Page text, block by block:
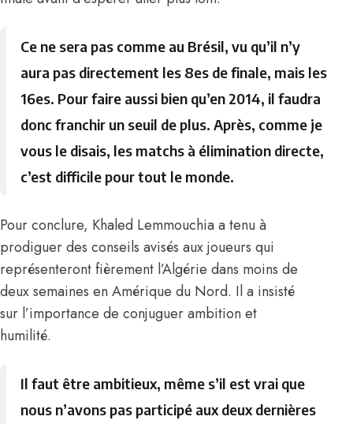
Ce ne sera pas comme au Brésil, vu qu’il n’y
aura pas directement les 8es de finale, mais les
16es. Pour faire aussi bien qu’en 2014, il faudra
donc franchir un seuil de plus. Après, comme je
vous le disais, les matchs à élimination directe,
c’est difficile pour tout le monde.
Pour conclure, Khaled Lemmouchia a tenu à
prodiguer des conseils avisés aux joueurs qui
représenteront fièrement l’Algérie dans moins de
deux semaines en Amérique du Nord. Il a insisté
sur l’importance de conjuguer ambition et
humilité.
Il faut être ambitieux, même s’il est vrai que
nous n’avons pas participé aux deux dernières